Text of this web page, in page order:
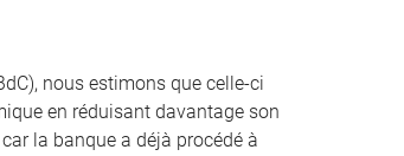
nous estimons que celle-ci
en réduisant davantage son
la banque a déjà procédé à